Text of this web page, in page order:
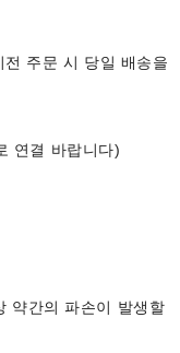
주문 시 당일 배송을
연결 바랍니다)
약간의 파손이 발생할